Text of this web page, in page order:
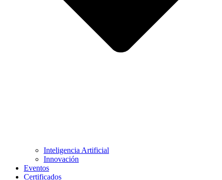
Inteligencia Artificial
Innovación
Eventos
Certificados